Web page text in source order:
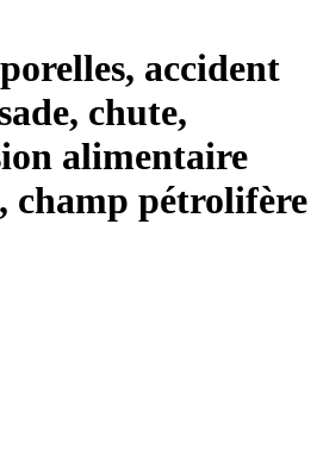
accident
chute,
alimentaire
champ pétrolifère